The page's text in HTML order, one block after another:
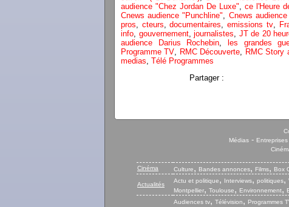
audience "Chez Jordan De Luxe" ,ce l'Heure
Cnews audience "Punchline"
Cnews
pros
cteurs ,documentaires ,emissions tv,
info gouvernement,journalistes JT de 20
audience Darius Rochebin
les grandes
Programme TV
RMC Découverte RMC Story
medias Télé Programmes
Partager :
Médias- Entreprises
Cinéma Culture, Bandes annonces, Films, Box
Actualités
Actu et politique, Interviews, politiques,
Montpellier, Toulouse, Environnement,
Audiences tv, Télévision, Programmes